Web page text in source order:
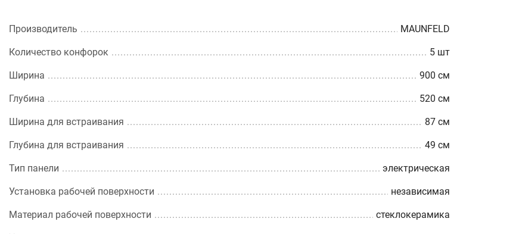
Производитель MAUNFELD
Количество конфорок 5 шт
Ширина 900 см
Глубина 520 см
Ширина для встраивания 87 см
Глубина для встраивания 49 см
Тип панели электрическая
Установка рабочей поверхности независимая
Материал рабочей поверхности стеклокерамика